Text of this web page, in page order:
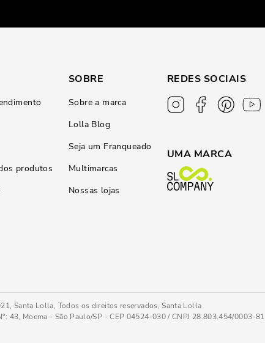
produtos
SOBRE
Sobre a marca
Lolla Blog
Seja um Franqueado
Multimarcas
Nossas lojas
REDES SOCIAIS
UMA MARCA
Santa Lolla, Todos os direitos reservados, Santa Lolla
43, Moema - São Paulo/SP - CEP 04524-030 / CNPJ 28.803.454/0003-81